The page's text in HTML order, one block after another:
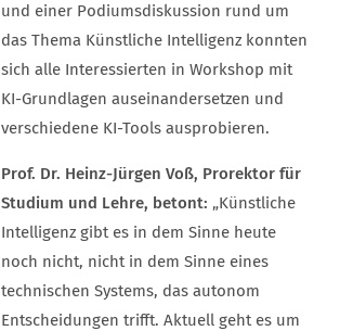
und einer Podiumsdiskussion rund um
das Thema Künstliche Intelligenz konnten
sich alle Interessierten in Workshop mit
KI-Grundlagen auseinandersetzen und
verschiedene KI-Tools ausprobieren.
Prof. Dr. Heinz-Jürgen Voß, Prorektor für
Studium und Lehre, betont: „Künstliche
Intelligenz gibt es in dem Sinne heute
noch nicht, nicht in dem Sinne eines
technischen Systems, das autonom
Entscheidungen trifft. Aktuell geht es um